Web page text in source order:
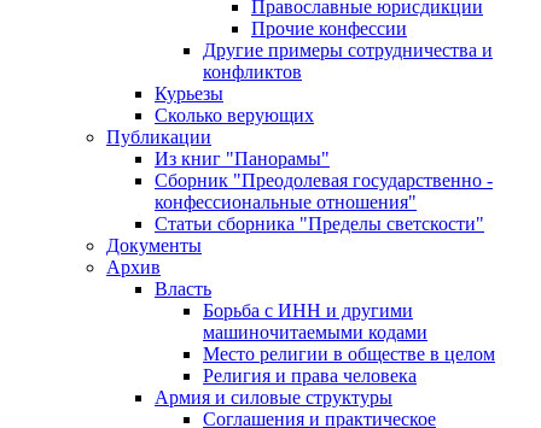
Православные юрисдикции
Прочие конфессии
Другие примеры сотрудничества и
конфликтов
Курьезы
Сколько верующих
Публикации
Из книг "Панорамы"
Сборник "Преодолевая государственно -
конфессиональные отношения"
Статьи сборника "Пределы светскости"
Документы
Архив
Власть
Борьба с ИНН и другими
машиночитаемыми кодами
Место религии в обществе в целом
Религия и права человека
Армия и силовые структуры
Соглашения и практическое